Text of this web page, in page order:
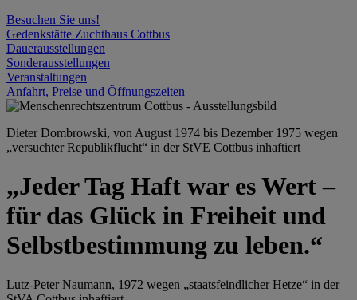
Besuchen Sie uns!
Gedenkstätte Zuchthaus Cottbus
Dauerausstellungen
Sonderausstellungen
Veranstaltungen
Anfahrt, Preise und Öffnungszeiten
Dieter Dombrowski, von August 1974 bis Dezember 1975 wegen
„versuchter Republikflucht“ in der StVE Cottbus inhaftiert
„Jeder Tag Haft war es Wert –
für das Glück in Freiheit und
Selbstbestimmung zu leben.“
Lutz-Peter Naumann, 1972 wegen „staatsfeindlicher Hetze“ in der